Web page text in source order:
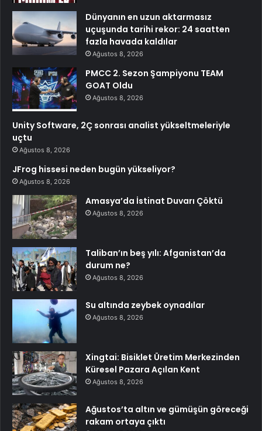
Dünyanın en uzun aktarmasız
uçuşunda tarihi rekor: 24 saatten
fazla havada kaldılar
Ağustos 8, 2026
PMCC 2. Sezon Şampiyonu TEAM
GOAT Oldu
Ağustos 8, 2026
Unity Software, 2Ç sonrası analist yükseltmeleriyle
uçtu
Ağustos 8, 2026
JFrog hissesi neden bugün yükseliyor?
Ağustos 8, 2026
Amasya’da İstinat Duvarı Çöktü
Ağustos 8, 2026
Taliban’ın beş yılı: Afganistan’da
durum ne?
Ağustos 8, 2026
Su altında zeybek oynadılar
Ağustos 8, 2026
Xingtai: Bisiklet Üretim Merkezinden
Küresel Pazara Açılan Kent
Ağustos 8, 2026
Ağustos’ta altın ve gümüşün göreceği
rakam ortaya çıktı